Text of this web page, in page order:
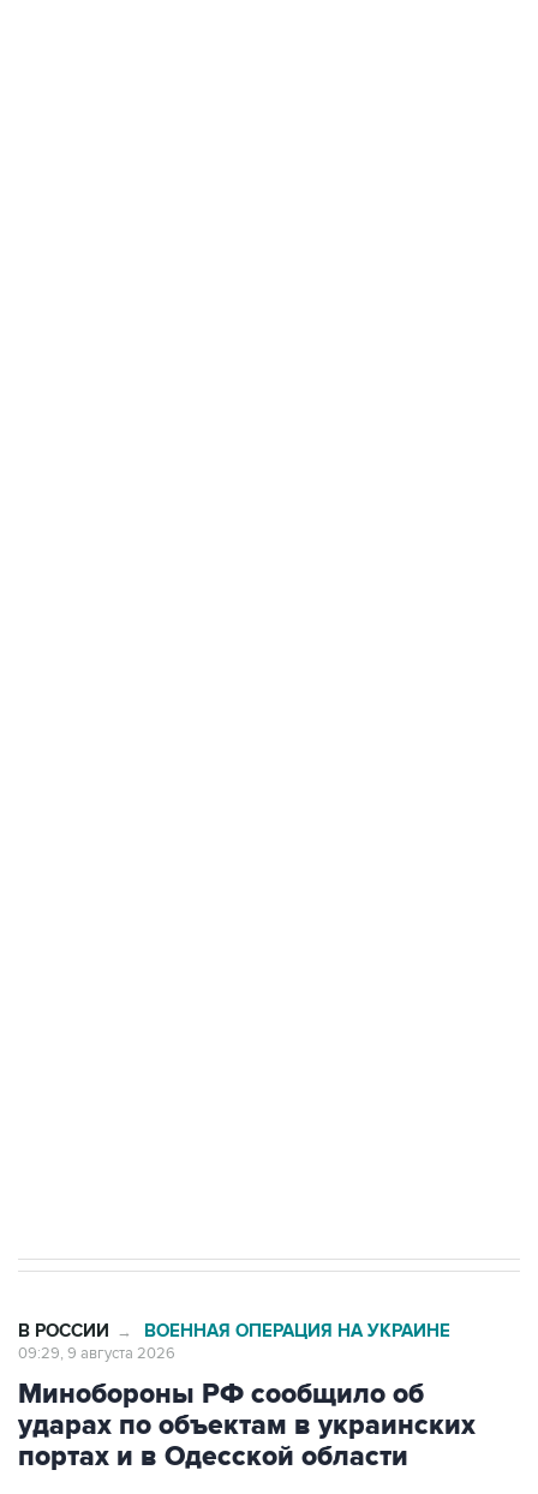
В РОССИИ → ВОЕННАЯ ОПЕРАЦИЯ НА УКРАИНЕ
09:29, 9 августа 2026
Минобороны РФ сообщило об
ударах по объектам в украинских
портах и в Одесской области